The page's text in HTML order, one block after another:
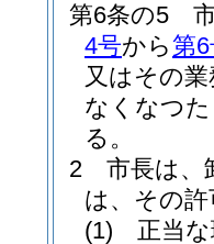
第6条の5
4号から第
又はその
なくなつ
る。
2
市長は、
は、その
(1)
正当